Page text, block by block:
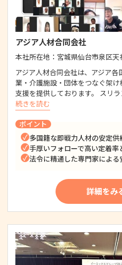
アジア人材合同会社
本社所在地： 宮城県仙台市泉区
アジア人材合同会社は、アジア
業・介護施設・団体をつなぐ架
支援を提供しております。 スリ
続きを読む
ポイント
多国籍な即戦力人材の安定
手厚いフォローで高い定着
法令に精通した専門家による
詳細を